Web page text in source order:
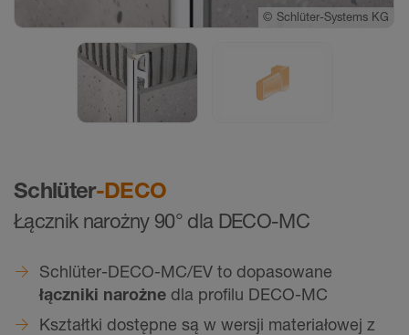
Schlüter-DECO
Łącznik narożny 90° dla DECO-MC
Schlüter-DECO-MC/EV to dopasowane
łączniki narożne dla profilu DECO-MC
Kształtki dostępne są w wersji materiałowej z
© Schlüter-Systems KG
© Schlüter-Systems KG